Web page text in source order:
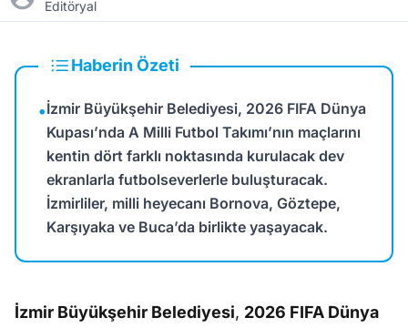
Editöryal
Haberin Özeti
•İzmir Büyükşehir Belediyesi, 2026 FIFA Dünya
Kupası’nda A Milli Futbol Takımı’nın maçlarını
kentin dört farklı noktasında kurulacak dev
ekranlarla futbolseverlerle buluşturacak.
İzmirliler, milli heyecanı Bornova, Göztepe,
Karşıyaka ve Buca’da birlikte yaşayacak.
İzmir Büyükşehir Belediyesi, 2026 FIFA Dünya